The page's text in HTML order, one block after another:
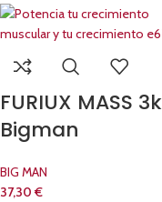
FURIUX MASS 3k
Bigman
BIG MAN
37,30 €